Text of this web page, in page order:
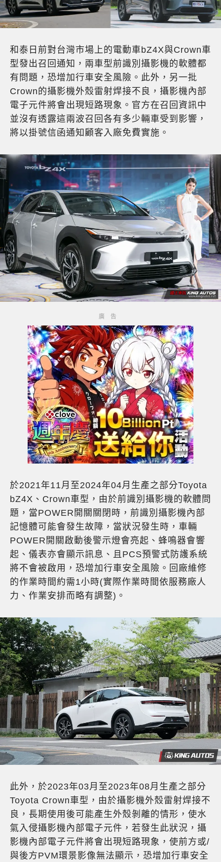
和泰日前對台灣市場上的電動車bZ4X與Crown車
型發出召回通知，兩車型前識別攝影機的軟體都
有問題，恐增加行車安全風險。此外，另一批
Crown的攝影機外殼雷射焊接不良，攝影機內部
電子元件將會出現短路現象。官方在召回資訊中
並沒有透露這兩波召回各有多少輛車受到影響，
將以掛號信函通知顧客入廠免費實施。
於2021年11月至2024年04月生產之部分Toyota
bZ4X、Crown車型，由於前識別攝影機的軟體問
題，當POWER開關關閉時，前識別攝影機內部
記憶體可能會發生故障，當狀況發生時，車輛
POWER開關啟動後警示燈會亮起、蜂鳴器會響
起、儀表亦會顯示訊息、且PCS預警式防護系統
將不會被啟用，恐增加行車安全風險。回廠維修
的作業時間約需1小時(實際作業時間依服務廠人
力、作業安排而略有調整)。
此外，於2023年03月至2023年08月生產之部分
Toyota Crown車型，由於攝影機外殼雷射焊接不
良，長期使用後可能產生外殼剝離的情形，使水
氣入侵攝影機內部電子元件，若發生此狀況，攝
影機內部電子元件將會出現短路現象，使前方或/
與後方PVM環景影像無法顯示，恐增加行車安全